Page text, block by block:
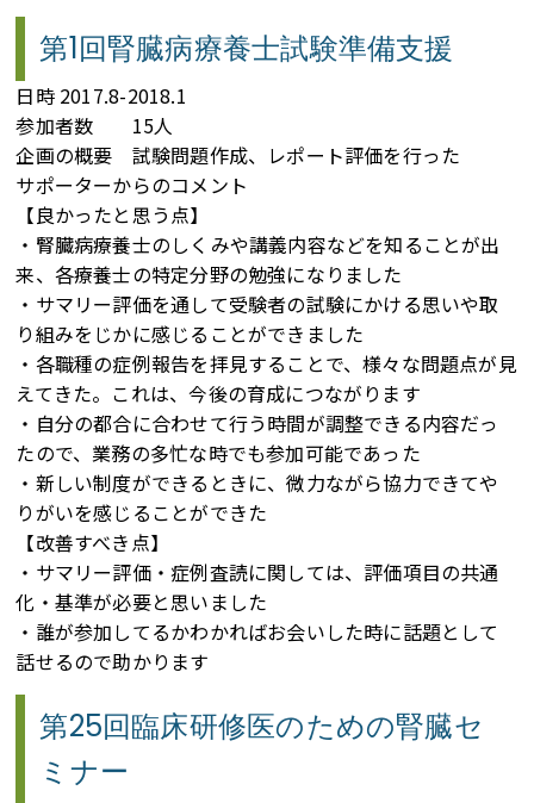
第1回腎臓病療養士試験準備支援
日時 2017.8-2018.1
参加者数 15人
企画の概要 試験問題作成、レポート評価を行った
サポーターからのコメント
【良かったと思う点】
・腎臓病療養士のしくみや講義内容などを知ることが出
来、各療養士の特定分野の勉強になりました
・サマリー評価を通して受験者の試験にかける思いや取
り組みをじかに感じることができました
・各職種の症例報告を拝見することで、様々な問題点が見
えてきた。これは、今後の育成につながります
・自分の都合に合わせて行う時間が調整できる内容だっ
たので、業務の多忙な時でも参加可能であった
・新しい制度ができるときに、微力ながら協力できてや
りがいを感じることができた
【改善すべき点】
・サマリー評価・症例査読に関しては、評価項目の共通
化・基準が必要と思いました
・誰が参加してるかわかればお会いした時に話題として
話せるので助かります
第25回臨床研修医のための腎臓セ
ミナー